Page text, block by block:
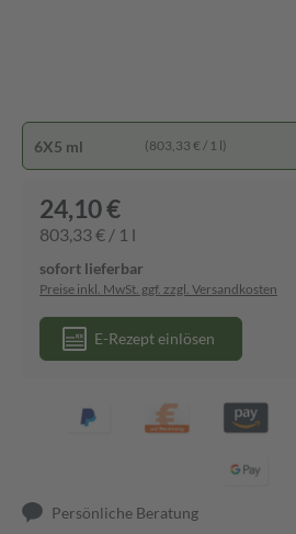
6X5 ml (803,33 € / 1 l)
24,10 €
803,33 € / 1 l
sofort lieferbar
Preise inkl. MwSt. ggf. zzgl. Versandkosten
E-Rezept einlösen
Persönliche Beratung